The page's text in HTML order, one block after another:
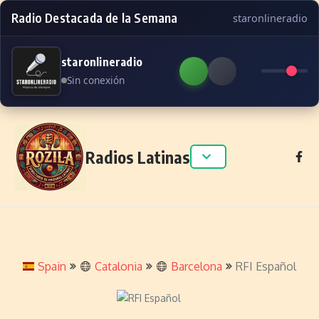
Radio Destacada de la Semana staronlineradio
staronlineradio
Sin conexión
Skip to content
Radios Latinas
Spain Catalonia Barcelona RFI Español